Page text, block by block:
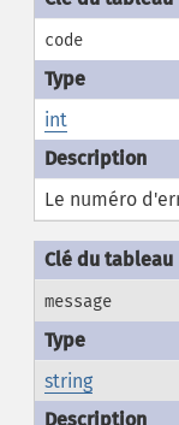
code
int
Le numéro
message
string